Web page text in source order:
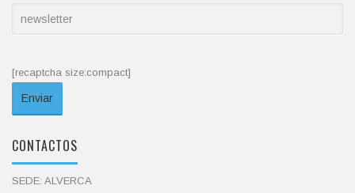
[recaptcha size:compact]
CONTACTOS
SEDE: ALVERCA